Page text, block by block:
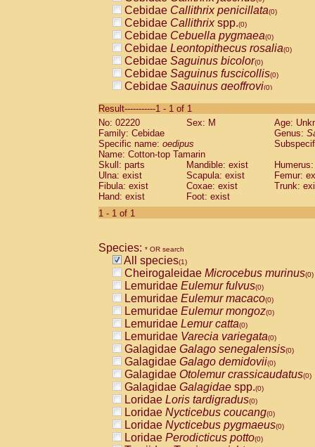
Cebidae Callithrix penicillata(0)
Cebidae Callithrixspp.(0)
Cebidae Cebuella pygmaea(0)
Cebidae Leontopithecus rosalia(0)
Cebidae Saguinus bicolor(0)
Cebidae Saguinus fuscicollis(0)
Cebidae Saguinus geoffroyi(0)
CebidaeSaguinus labiatus(0)
Cebidae Saguinus leucopus (0)
Cebidae
CebidaeSaguinus mystax
Cebidae Saguinus nigricollis (0)
Cebidae Saguinus oedipus
Cebidae Saguinus weddelli
Cebidae Saguinusspp.
Cebidae
CebidaeCebus capucinus
CebidaeCebus nigrivittatus
CebidaeCebus spp.(0)
CebidaeSaimiri boliviensis(0)
CebidaeSaimiri sciureus(0)
AtelidaeAlouatta caraya(0)
AtelidaeAlouatta fusca(0)
AtelidaeAlouatta seniculus(0)
AtelidaeAlouattaspp.(0)
AtelidaeAteles belzebuth(0)
AtelidaeAteles geoffroyi(0)
AtelidaeAteles paniscus(0)
AtelidaeAtelesspp.(0)
AtelidaeLagothrix lagothricha(0)
AtelidaeLagothrix lagothricha cana
PitheciidaeCacajao calvus
Result-----------1 - 1 of 1
No: 02220
Sex: M
Age:
Family: Cebidae
Genus:
Specific name: oedipus
Name: Cotton-top Tamarin
Skull: parts
Mandible: exist
Ulna: exist
Scapula: exist
Femur:
Fibula: exist
Coxae: exist
Trunk:
Hand: exist
Foot: exist
1 - 1 of 1
Species: * OR search
All species(1)
Cheirogaleidae Microcebus murinus(0)
Lemuridae Eulemur fulvus(0)
Lemuridae Eulemur macaco(0)
Lemuridae Eulemur mongoz(0)
Lemuridae Lemur catta(0)
Lemuridae Varecia variegata(0)
Galagidae Galago senegalensis(0)
Galagidae Galago demidovii(0)
Galagidae Otolemur crassicaudatus(0)
Galagidae Galagidae spp.(0)
Loridae Loris tardigradus(0)
Loridae Nycticebus coucang(0)
Loridae Nycticebus pygmaeus(0)
Loridae Perodicticus potto(0)